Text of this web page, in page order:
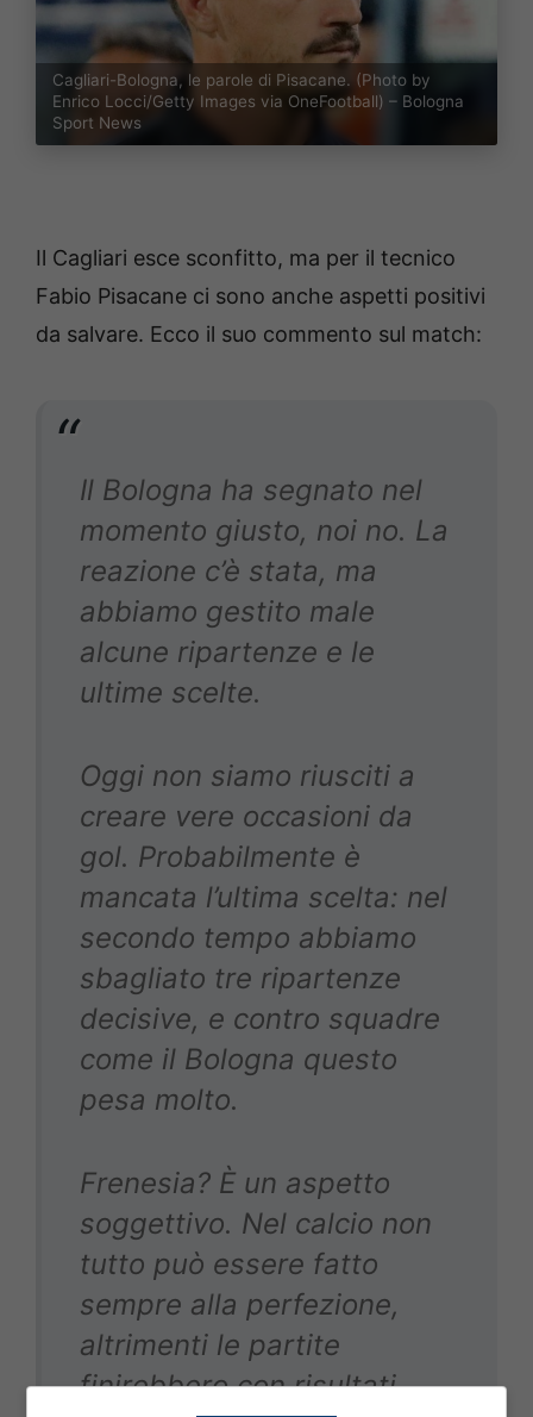
Cagliari-Bologna, le parole di Pisacane. (Photo by
Enrico Locci/Getty Images via OneFootball) – Bologna
Sport News
Il Cagliari esce sconfitto, ma per il tecnico
Fabio Pisacane ci sono anche aspetti positivi
da salvare. Ecco il suo commento sul match:
Il Bologna ha segnato nel
momento giusto, noi no. La
reazione c’è stata, ma
abbiamo gestito male
alcune ripartenze e le
ultime scelte.
Oggi non siamo riusciti a
creare vere occasioni da
gol. Probabilmente è
mancata l’ultima scelta: nel
secondo tempo abbiamo
sbagliato tre ripartenze
decisive, e contro squadre
come il Bologna questo
pesa molto.
Frenesia? È un aspetto
soggettivo. Nel calcio non
tutto può essere fatto
sempre alla perfezione,
altrimenti le partite
finirebbero con risultati